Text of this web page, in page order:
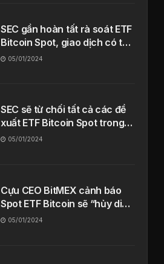
SEC gần hoàn tất rà soát ETF
Bitcoin Spot, giao dịch có thể
diễn ra trong tuần tới
05/01/2024
SEC sẽ từ chối tất cả các đề
xuất ETF Bitcoin Spot trong
tháng 1
05/01/2024
Cựu CEO BitMEX cảnh báo
Spot ETF Bitcoin sẽ “hủy diệt
hoàn toàn” Bitcoin
05/01/2024